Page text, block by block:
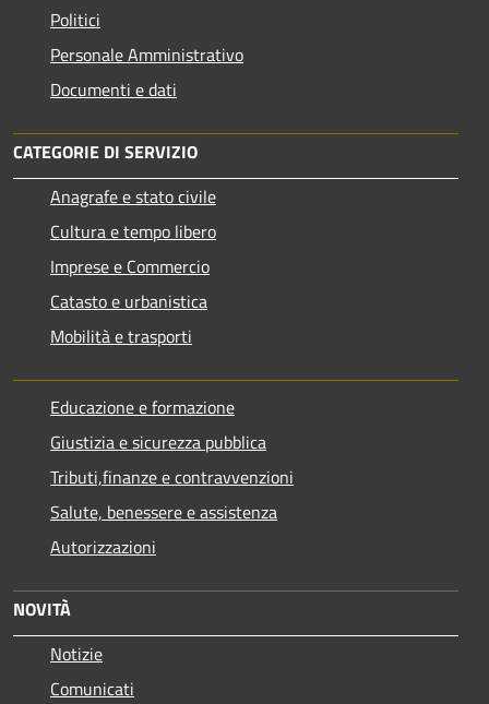
Politici
Personale Amministrativo
Documenti e dati
CATEGORIE DI SERVIZIO
Anagrafe e stato civile
Cultura e tempo libero
Imprese e Commercio
Catasto e urbanistica
Mobilità e trasporti
Educazione e formazione
Giustizia e sicurezza pubblica
Tributi,finanze e contravvenzioni
Salute, benessere e assistenza
Autorizzazioni
NOVITÀ
Notizie
Comunicati